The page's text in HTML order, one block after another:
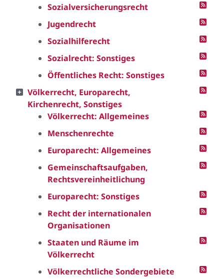
Sozialversicherungsrecht
Jugendrecht
Sozialhilferecht
Sozialrecht: Sonstiges
Öffentliches Recht: Sonstiges
Völkerrecht, Europarecht,
Kirchenrecht, Sonstiges
Völkerrecht: Allgemeines
Menschenrechte
Europarecht: Allgemeines
Gemeinschaftsaufgaben,
Rechtsvereinheitlichung
Europarecht: Sonstiges
Recht der internationalen
Organisationen
Staaten und Räume im
Völkerrecht
Völkerrechtliche Sondergebiete